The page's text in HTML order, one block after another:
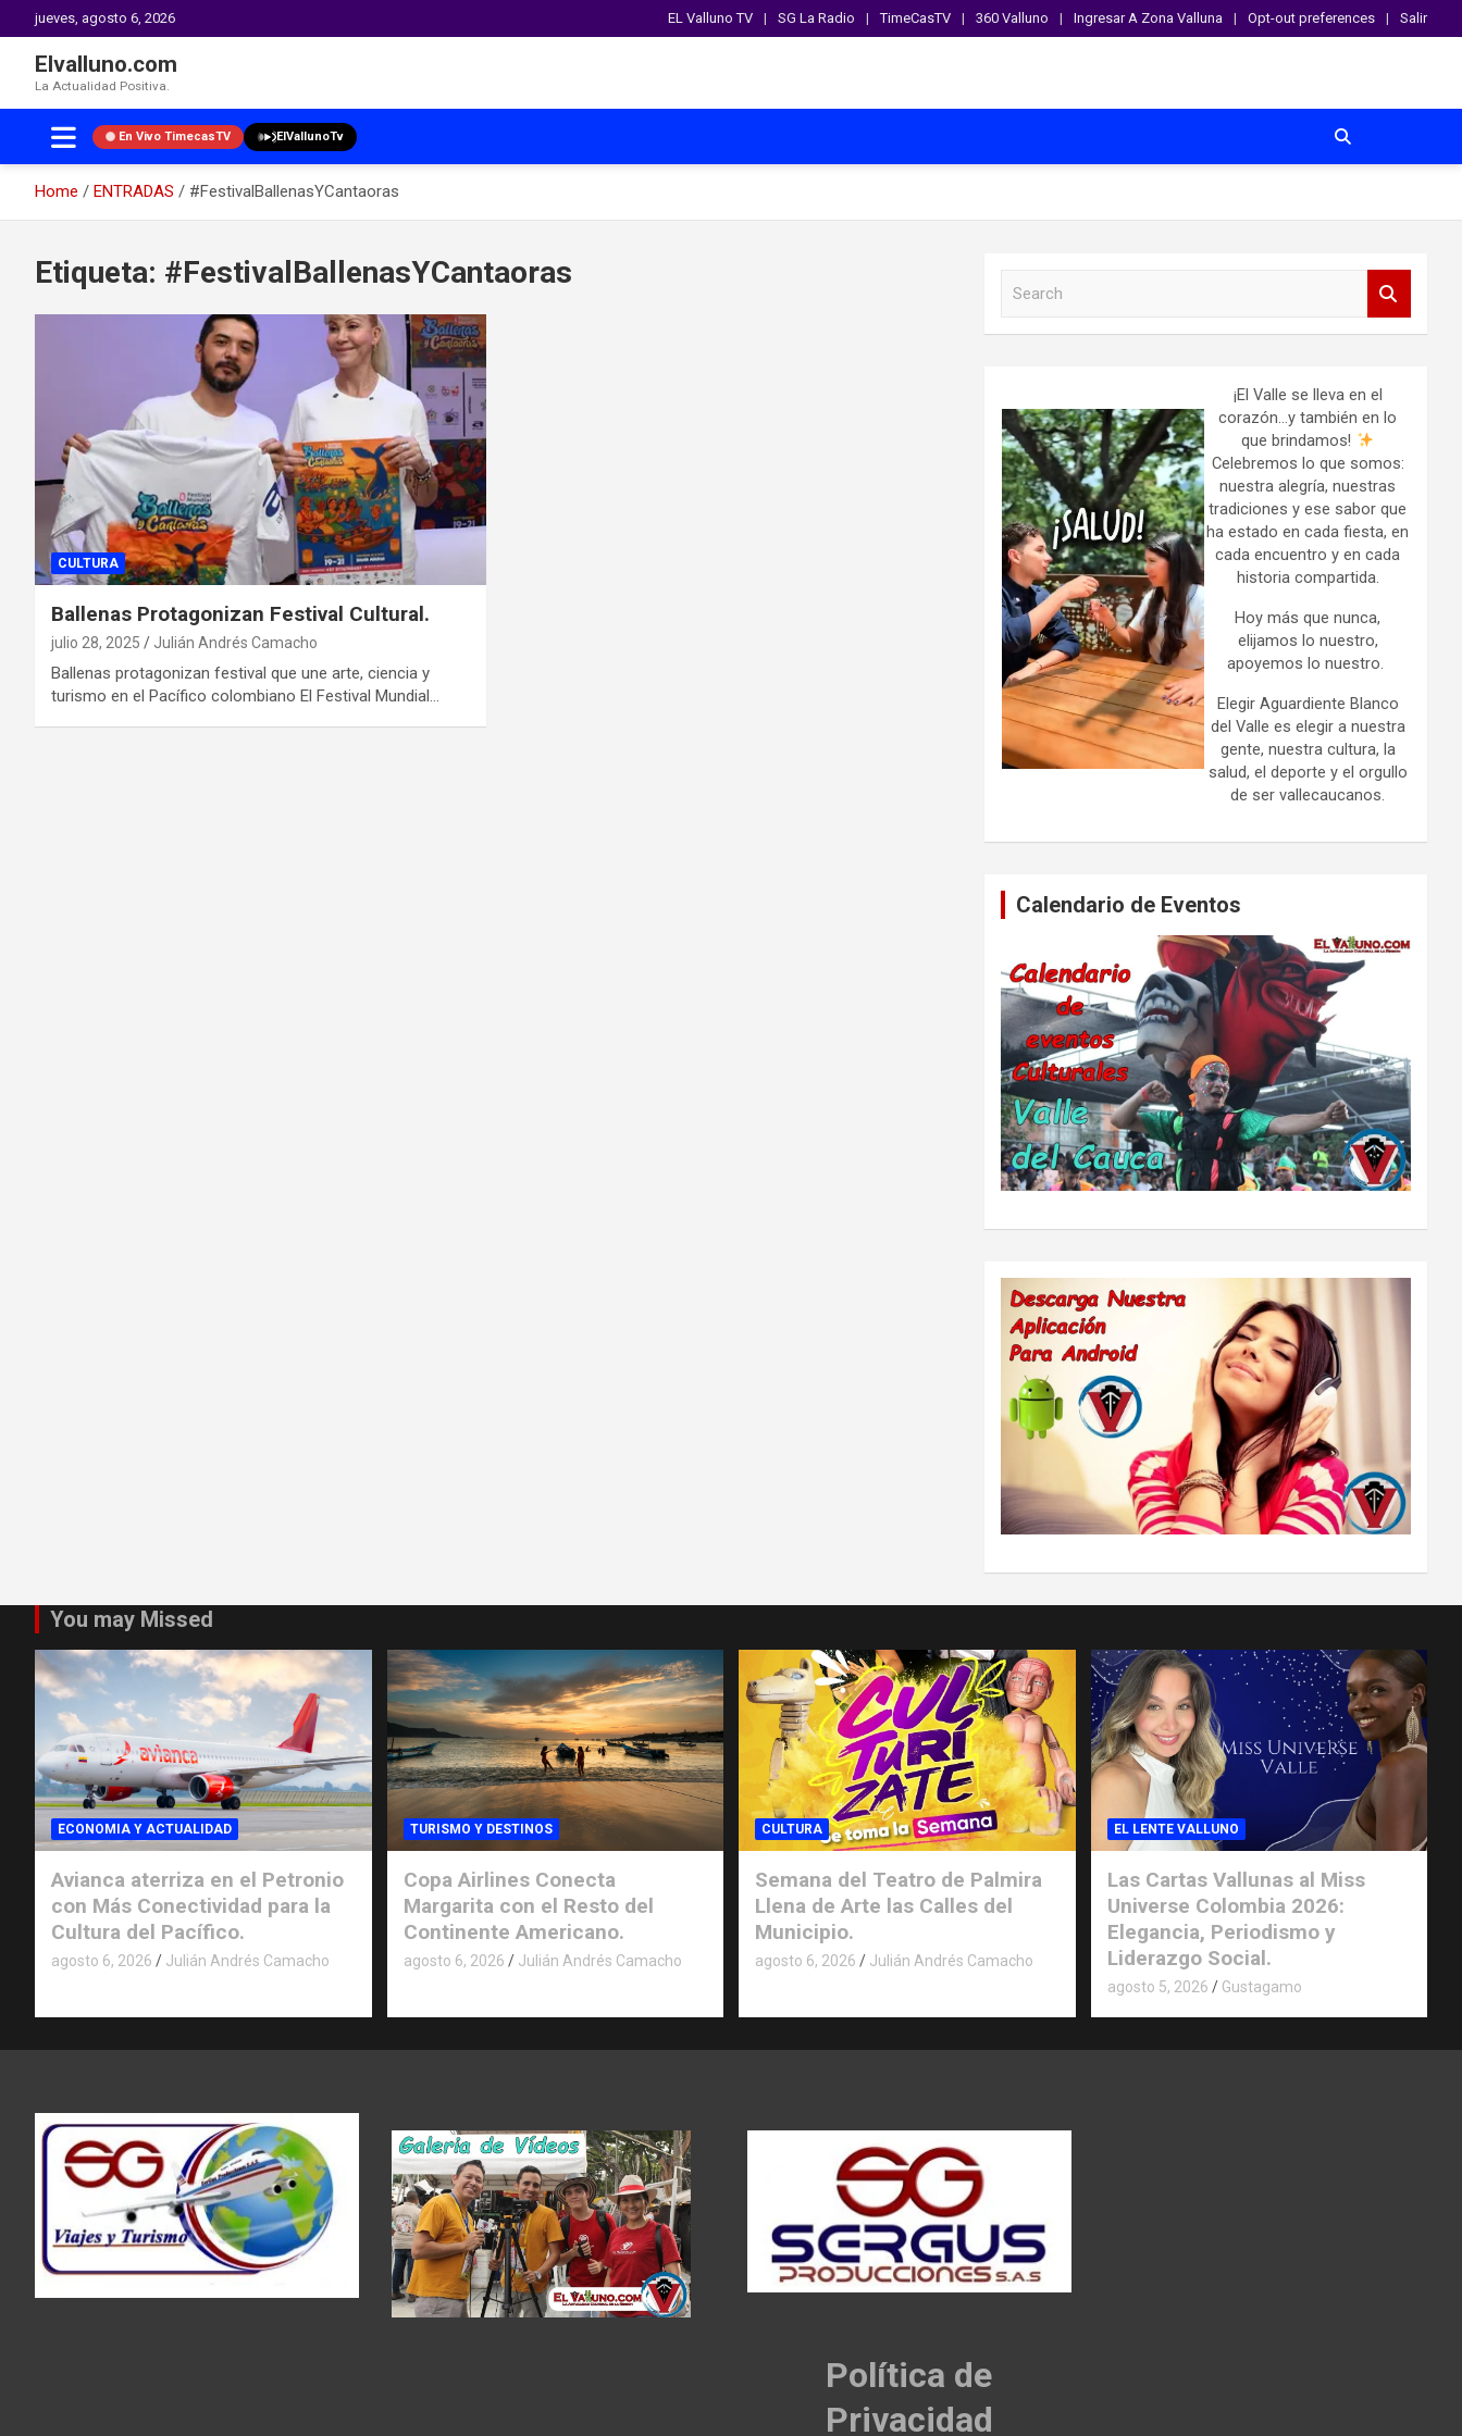
jueves, agosto 6, 2026 EL Valluno TV SG La Radio TimeCasTV 360 Valluno Ingresar A Zona Valluna Opt-out preferences Salir
Elvalluno.com
La Actualidad Positiva.
En Vivo TimecasTV ElVallunoTv
Home ENTRADAS
#FestivalBallenasYCantaoras
contentEtiqueta: #FestivalBallenasYCantaoras
CULTURA
Ballenas Protagonizan Festival Cultural.
julio 28, 2025 Julián Andrés Camacho
Ballenas protagonizan festival que une arte, ciencia y
turismo en el Pacífico colombiano El Festival Mundial…
¡El Valle se lleva en el
corazón…y también en lo
que brindamos!
Celebremos lo que somos:
nuestra alegría, nuestras
tradiciones y ese sabor que
ha estado en cada fiesta, en
cada encuentro y en cada
historia compartida.
Hoy más que nunca,
elijamos lo nuestro,
apoyemos lo nuestro.
Elegir Aguardiente Blanco
del Valle es elegir a nuestra
gente, nuestra cultura, la
salud, el deporte y el orgullo
de ser vallecaucanos.
Calendario de Eventos
You may Missed
ECONOMIA Y ACTUALIDAD
Avianca aterriza en el Petronio
con Más Conectividad para la
Cultura del Pacífico.
agosto 6, 2026 Julián Andrés Camacho
TURISMO Y DESTINOS
Copa Airlines Conecta
Margarita con el Resto del
Continente Americano.
agosto 6, 2026 Julián Andrés Camacho
CULTURA
Semana del Teatro de Palmira
Llena de Arte las Calles del
Municipio.
agosto 6, 2026 Julián Andrés Camacho
EL LENTE VALLUNO
Las Cartas Vallunas al Miss
Universe Colombia 2026:
Elegancia, Periodismo y
Liderazgo Social.
agosto 5, 2026 Gustagamo
Política de
Privacidad